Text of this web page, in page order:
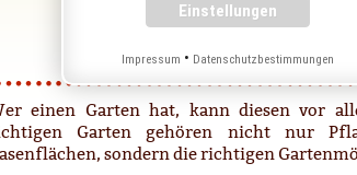
sonnenschirm
einen Garten hat, kann diesen vor
Garten gehören nicht nur
sondern die richtigen
Impressum • Datenschutzbestimmungen